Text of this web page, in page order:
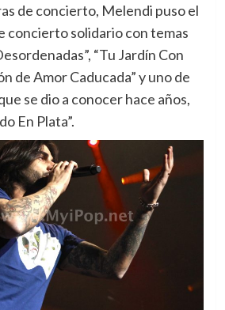
de concierto, Melendi puso el
concierto solidario con temas
“Tu Jardín Con
de Amor Caducada” y uno de
se dio a conocer hace años,
En Plata”.